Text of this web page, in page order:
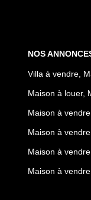
NOS
Villa à vendre,
Maison à louer,
Maison à
Maison à
Maison à
Maison à